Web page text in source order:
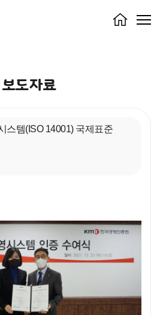
보도자료
스템(ISO 14001) 국제표준